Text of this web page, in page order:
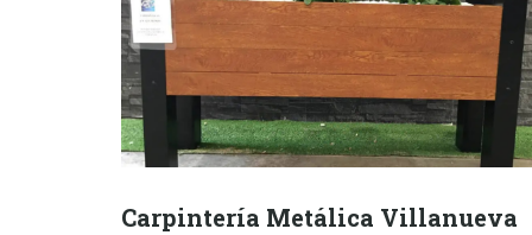
Carpintería Metálica Villanueva